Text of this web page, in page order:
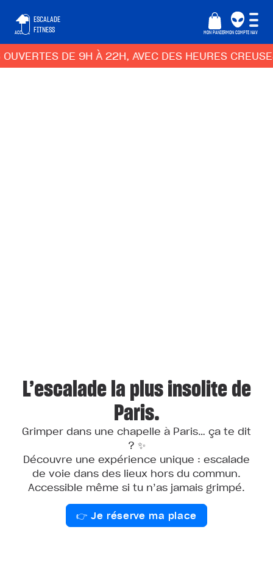
ACCUEIL
ESCALADE
FITNESS
MON PANIERMON COMPTE NAV
DE 9H À 22H, AVEC DES HEURES CREUSES
L’escalade la plus insolite de
Paris.
Grimper dans une chapelle à Paris… ça te dit
? ✨
Découvre une expérience unique : escalade
de voie dans des lieux hors du commun.
Accessible même si tu n’as jamais grimpé.
👉 Je réserve ma place